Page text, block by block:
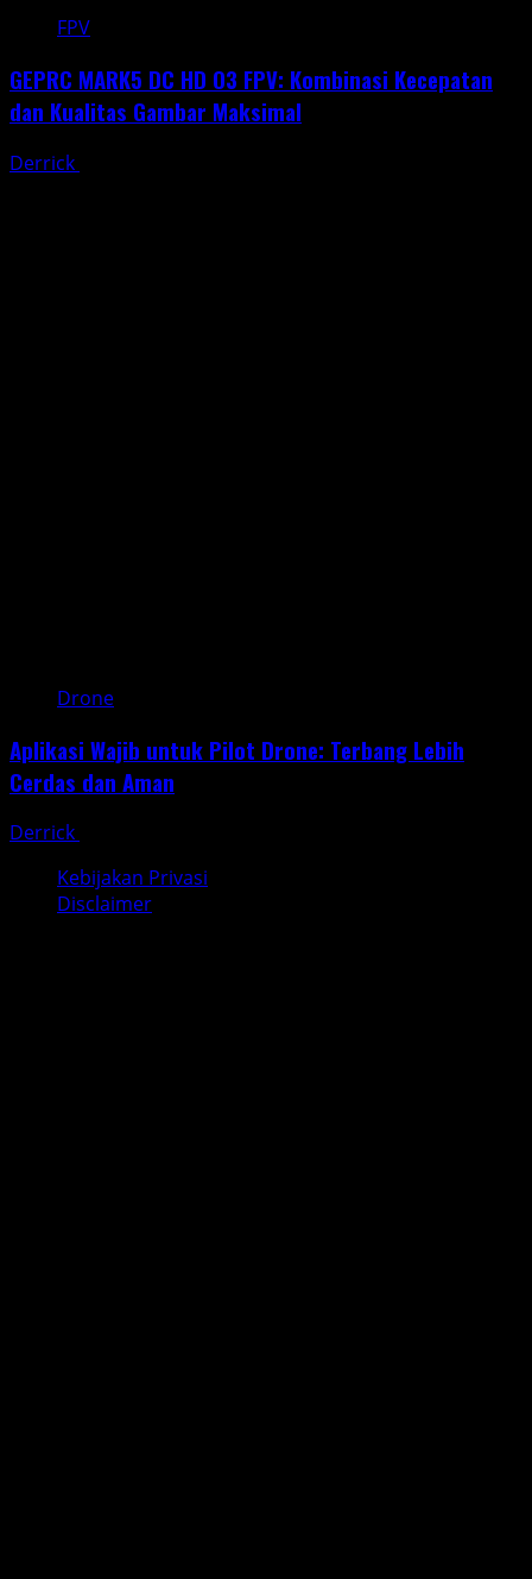
FPV
GEPRC MARK5 DC HD O3 FPV: Kombinasi Kecepatan
dan Kualitas Gambar Maksimal
Derrick
Drone
Aplikasi Wajib untuk Pilot Drone: Terbang Lebih
Cerdas dan Aman
Derrick
Kebijakan Privasi
Disclaimer